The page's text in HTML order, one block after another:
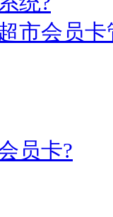
市会员卡
员卡?